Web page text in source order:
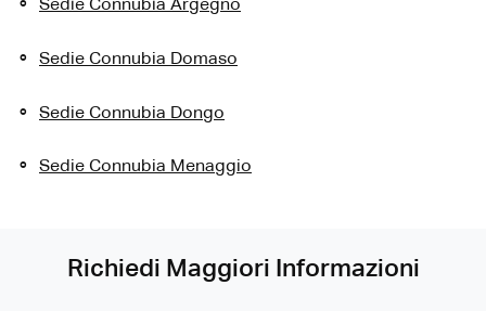
Sedie Connubia Argegno
Sedie Connubia Domaso
Sedie Connubia Dongo
Sedie Connubia Menaggio
Richiedi Maggiori Informazioni